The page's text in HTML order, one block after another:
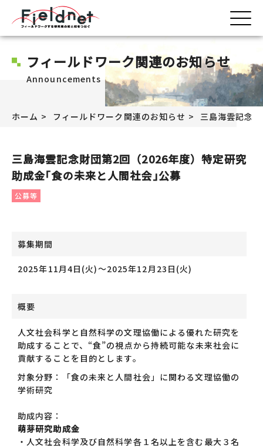
フィールドワーク関連のお知らせ
Announcements
ホーム フィールドワーク関連のお知らせ 三島海雲記念
三島海雲記念財団第2回（2026年度）特定研究
助成金｢食の未来と人間社会｣公募
公募等
募集期間
2025年11月4日(火)～2025年12月23日(火)
概要
人文社会科学と自然科学の文理協働による優れた研究を
助成することで、“食”の視点から持続可能な未来社会に
貢献することを目的とします。
対象分野：「食の未来と人間社会」に関わる文理協働の
学術研究
助成内容：
萌芽研究助成金
・人文社会科学及び自然科学各１名以上を含む最大３名